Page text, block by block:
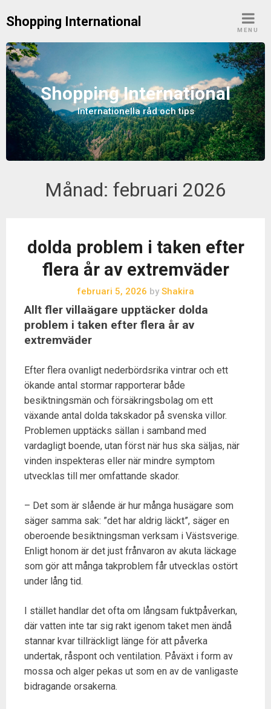
Shopping International
MENU
Shopping International
Internationella råd och tips
Månad: februari 2026
dolda problem i taken efter
flera år av extremväder
februari 5, 2026 by Shakira
Allt fler villaägare upptäcker dolda
problem i taken efter flera år av
extremväder
Efter flera ovanligt nederbördsrika vintrar och ett
ökande antal stormar rapporterar både
besiktningsmän och försäkringsbolag om ett
växande antal dolda takskador på svenska villor.
Problemen upptäcks sällan i samband med
vardagligt boende, utan först när hus ska säljas, när
vinden inspekteras eller när mindre symptom
utvecklas till mer omfattande skador.
– Det som är slående är hur många husägare som
säger samma sak: ”det har aldrig läckt”, säger en
oberoende besiktningsman verksam i Västsverige.
Enligt honom är det just frånvaron av akuta läckage
som gör att många takproblem får utvecklas ostört
under lång tid.
I stället handlar det ofta om långsam fuktpåverkan,
där vatten inte tar sig rakt igenom taket men ändå
stannar kvar tillräckligt länge för att påverka
undertak, råspont och ventilation. Påväxt i form av
mossa och alger pekas ut som en av de vanligaste
bidragande orsakerna.